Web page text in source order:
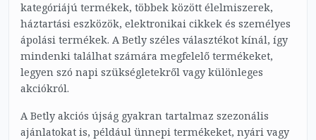
kategóriájú termékek, többek között élelmiszerek,
háztartási eszközök, elektronikai cikkek és személyes
ápolási termékek. A Betly széles választékot kínál, így
mindenki találhat számára megfelelő termékeket,
legyen szó napi szükségletekről vagy különleges
akciókról.
A Betly akciós újság gyakran tartalmaz szezonális
ajánlatokat is, például ünnepi termékeket, nyári vagy